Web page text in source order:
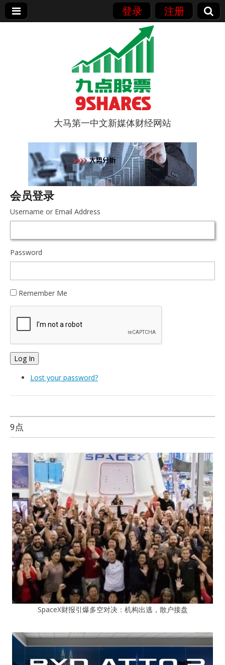
登录 注册
9点股票
大马第一中文新媒体财经网站
会员登录
Username or Email Address
Password
Remember Me
Log In
Lost your password?
9点
SpaceX财报引爆多空对决：机构出逃，散户接盘